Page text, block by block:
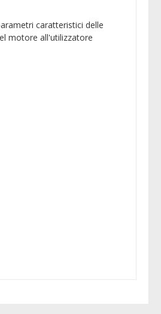
caratteristici delle
motore all'utilizzatore